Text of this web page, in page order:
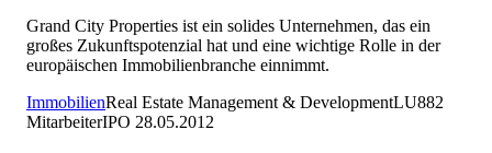
Grand City Properties ist ein solides Unternehmen, das ein
großes Zukunftspotenzial hat und eine wichtige Rolle in der
europäischen Immobilienbranche einnimmt.
ImmobilienReal Estate Management & DevelopmentLU882
MitarbeiterIPO 28.05.2012